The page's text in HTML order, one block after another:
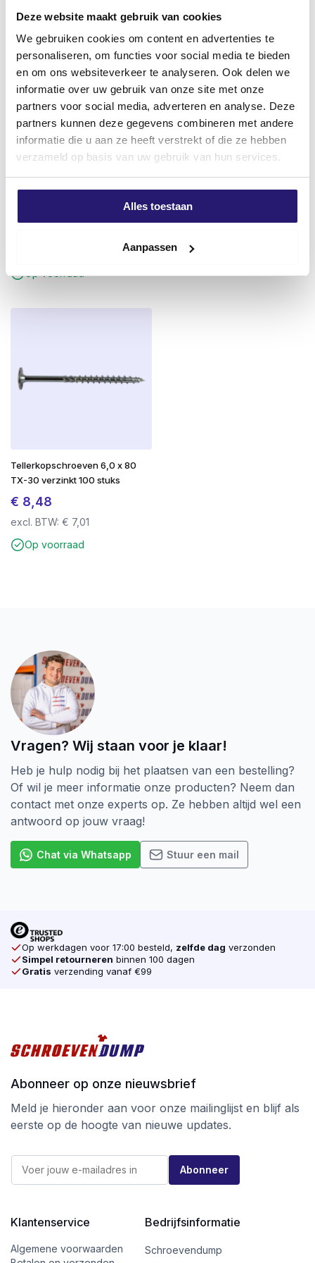
Deze website maakt gebruik van cookies
We gebruiken cookies om content en advertenties te
personaliseren, om functies voor social media te bieden
en om ons websiteverkeer te analyseren. Ook delen we
informatie over uw gebruik van onze site met onze
partners voor social media, adverteren en analyse. Deze
partners kunnen deze gegevens combineren met andere
informatie die u aan ze heeft verstrekt of die ze hebben
verzameld op basis van uw gebruik van hun services.
Alles toestaan
Aanpassen
Gehard staal en verenstaal
Titaan en legeringen
Gietijzer
Metaallegeringen met hoge treksterkte
Allround werkhandschoenen
Op voorraad
Meest verkocht
Isolatie/purschuim 750ml S92
€ 5,29. € 4,99.
Tellerkopschroeven 6,0 x 80
TX-30 verzinkt 100 stuks
€ 8,48
excl. BTW: € 7,01
Op voorraad
Vragen? Wij staan voor je klaar!
Heb je hulp nodig bij het plaatsen van een bestelling?
Of wil je meer informatie onze producten? Neem dan
contact met onze experts op. Ze hebben altijd wel een
antwoord op jouw vraag!
Chat via Whatsapp Stuur een mail
Op werkdagen voor 17:00 besteld, zelfde dag verzonden
Simpel retourneren binnen 100 dagen
Gratis verzending vanaf €99
Abonneer op onze nieuwsbrief
Meld je hieronder aan voor onze mailinglijst en blijf als
eerste op de hoogte van nieuwe updates.
a
*
-
m
E
m
l
Abonneer
Klantenservice
Algemene voorwaarden
Bedrijfsinformatie
Schroevendump